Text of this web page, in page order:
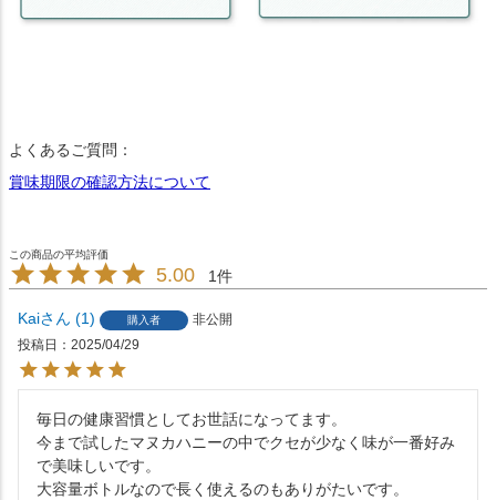
よくあるご質問：
賞味期限の確認方法について
5.00 1
Kai 1 購入者
非公開
投稿日
2025/04/29
毎日の健康習慣としてお世話になってます。
今まで試したマヌカハニーの中でクセが少なく味が一番好み
で美味しいです。
大容量ボトルなので長く使えるのもありがたいです。